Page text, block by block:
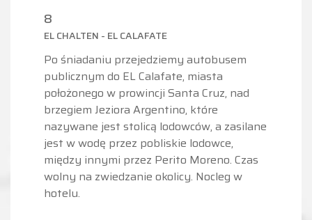
8
EL CHALTEN - EL CALAFATE
Po śniadaniu przejedziemy autobusem
publicznym do EL Calafate, miasta
położonego w prowincji Santa Cruz, nad
brzegiem Jeziora Argentino, które
nazywane jest stolicą lodowców, a zasilane
jest w wodę przez pobliskie lodowce,
między innymi przez Perito Moreno. Czas
wolny na zwiedzanie okolicy. Nocleg w
hotelu.